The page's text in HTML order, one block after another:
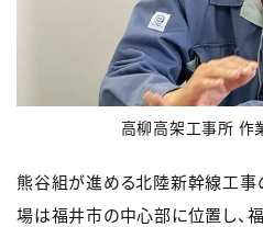
高柳高架工事所 作
熊谷組が進める北陸新幹線工事
場は福井市の中心部に位置し、